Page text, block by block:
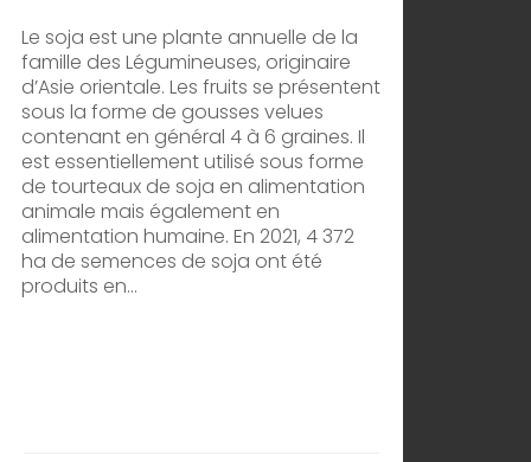
Le soja est une plante annuelle de la
famille des Légumineuses, originaire
d’Asie orientale. Les fruits se présentent
sous la forme de gousses velues
contenant en général 4 à 6 graines. Il
est essentiellement utilisé sous forme
de tourteaux de soja en alimentation
animale mais également en
alimentation humaine. En 2021, 4 372
ha de semences de soja ont été
produits en...